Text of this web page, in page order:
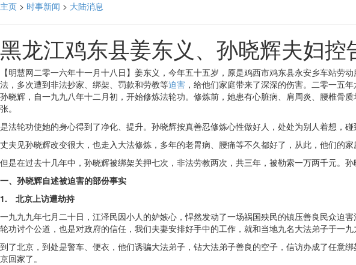
主页 > 时事新闻 > 大陆消息
黑龙江鸡东县姜东义、孙晓辉夫妇控
【明慧网二零一六年十一月十八日】姜东义，今年五十五岁，原是鸡西市鸡东县永安乡车站
法，多次遭到非法抄家、绑架、罚款和劳教等迫害 ，给他们家庭带来了深深的伤害。二零一五
孙晓辉，自一九九八年十二月初，开始修炼法轮功。修炼前，她患有心脏病、肩周炎、腰椎骨
张。
是法轮功使她的身心得到了净化、提升。孙晓辉按真善忍修炼心性做好人，处处为别人着想，碰
丈夫见孙晓辉改变很大，也走入大法修炼，多年的老胃病、腰痛等不久都好了，从此，他们的
但是在过去十几年中，孙晓辉被绑架关押七次，非法劳教两次，共三年，被勒索一万两千元。
一、孙晓辉自述被迫害的部份事实
1. 北京上访遭劫持
一九九九年七月二十日，江泽民因小人的妒嫉心，悍然发动了一场祸国殃民的镇压善良民众迫
轮功讨个公道，也是对政府的信任，我们夫妻安排好手中的工作，就和当地九名大法弟子于一九
到了北京，到处是警车、便衣，他们诱骗大法弟子，钻大法弟子善良的空子，信访办成了任意
京回家了。